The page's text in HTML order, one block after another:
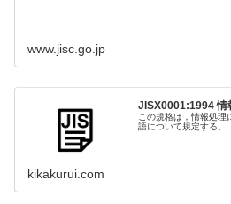
www.jisc.go.jp
JISX0001:1994
この規格は，情報処理
語について規定する。
kikakurui.com